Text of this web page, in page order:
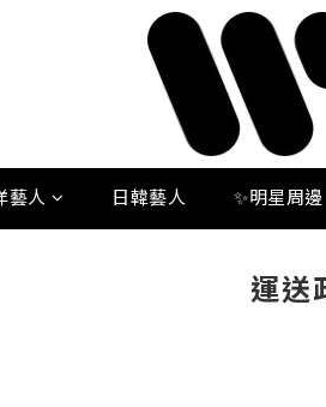
藝人 日韓藝人 ✨明星周邊
運送